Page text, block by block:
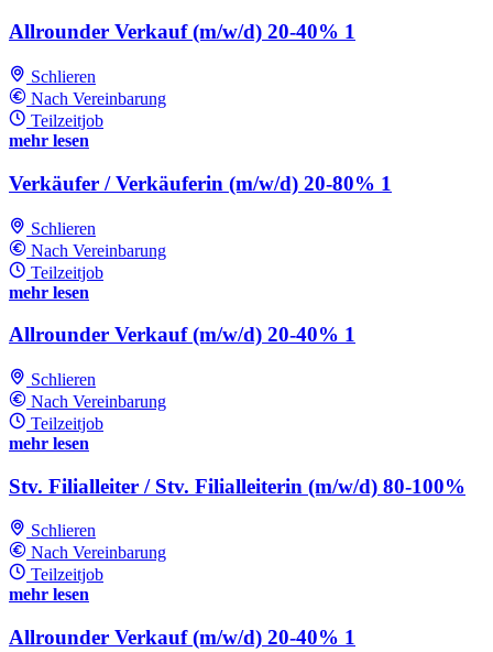
Allrounder Verkauf (m/w/d) 20-40% 1
Schlieren
Nach Vereinbarung
Teilzeitjob
mehr lesen
Verkäufer / Verkäuferin (m/w/d) 20-80% 1
Schlieren
Nach Vereinbarung
Teilzeitjob
mehr lesen
Allrounder Verkauf (m/w/d) 20-40% 1
Schlieren
Nach Vereinbarung
Teilzeitjob
mehr lesen
Stv. Filialleiter / Stv. Filialleiterin (m/w/d) 80-100%
Schlieren
Nach Vereinbarung
Teilzeitjob
mehr lesen
Allrounder Verkauf (m/w/d) 20-40% 1